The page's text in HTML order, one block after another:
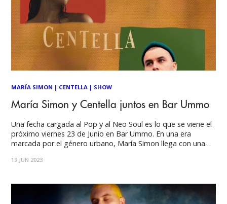
MARÍA SIMON | CENTELLA | SHOW
María Simon y Centella juntos en Bar Ummo
Una fecha cargada al Pop y al Neo Soul es lo que se viene el
próximo viernes 23 de Junio en Bar Ummo. En una era
marcada por el género urbano, María Simon llega con una
Neo - Soul, y R &
19 JUN 2023